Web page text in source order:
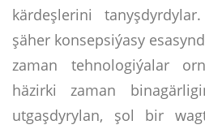
kärdeşlerini
şäher konsepsiýasy
zaman tehnologiýalar
häzirki zaman
utgaşdyrylan, şol bir